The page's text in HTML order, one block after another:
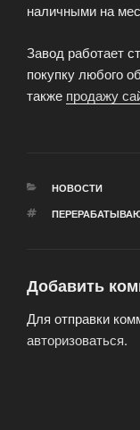
наличными на
Завод работает
покупку любого
также продажу
РУБРИКИ
НОВОСТИ
МЕТКИ
Добавить
Для отправки
авторизоваться.